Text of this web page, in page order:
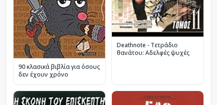
90 κλασικά βιβλία για όσους
δεν έχουν χρόνο
Deathnote - Τετράδιο
θανάτου: Αδελφές ψυχές